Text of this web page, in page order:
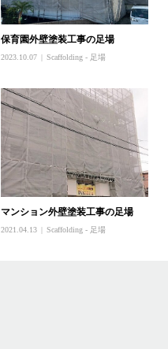
保育園外壁塗装工事の足場
2023.10.07 Scaffolding - 足場
マンション外壁塗装工事の足場
2021.04.13 Scaffolding - 足場